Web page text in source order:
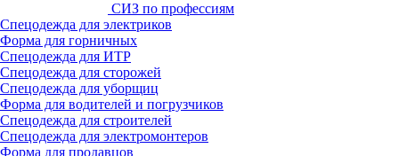
СИЗ по профессиям
Спецодежда для электриков
Форма для горничных
Спецодежда для ИТР
Спецодежда для сторожей
Спецодежда для уборщиц
Форма для водителей и погрузчиков
Спецодежда для строителей
Спецодежда для электромонтеров
Форма для продавцов